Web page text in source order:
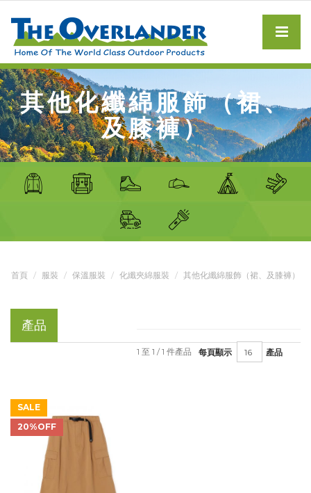
其他化纖綿服飾（裙、
及膝褲）
首頁 服裝 保溫服裝 化纖夾綿服裝 其他化纖綿服飾（裙、及膝褲）
產品
每頁顯示 產品
1 至 1 / 1 件產品
SALE
20%OFF